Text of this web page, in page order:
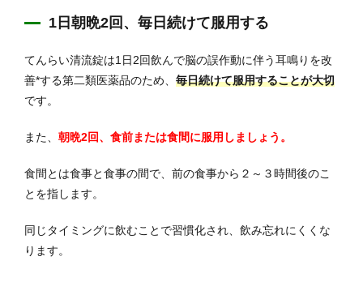
1日朝晩2回、毎日続けて服用する
てんらい清流錠は1日2回飲んで脳の誤作動に伴う耳鳴りを改
善*する第二類医薬品のため、 毎日続けて服用することが大切
です。
また、 朝晩2回、食前または食間に服用しましょう。
食間とは食事と食事の間で、前の食事から２～３時間後のこ
とを指します。
同じタイミングに飲むことで習慣化され、飲み忘れにくくな
ります。